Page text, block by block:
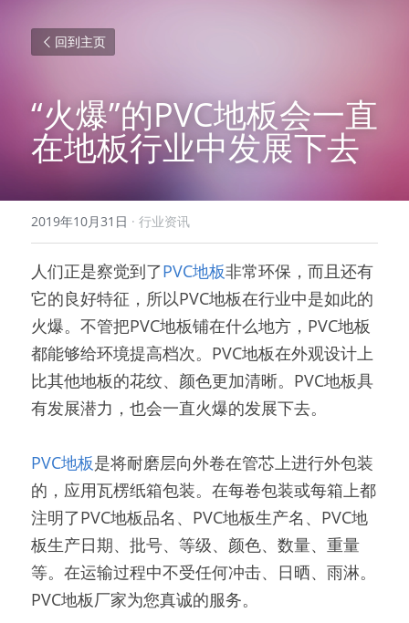
回到主页
“火爆”的PVC地板会一直
在地板行业中发展下去
2019年10月31日 · 行业资讯
人们正是察觉到了PVC地板非常环保，而且还有
它的良好特征，所以PVC地板在行业中是如此的
火爆。不管把PVC地板铺在什么地方，PVC地板
都能够给环境提高档次。PVC地板在外观设计上
比其他地板的花纹、颜色更加清晰。PVC地板具
有发展潜力，也会一直火爆的发展下去。
PVC地板是将耐磨层向外卷在管芯上进行外包装
的，应用瓦楞纸箱包装。在每卷包装或每箱上都
注明了PVC地板品名、PVC地板生产名、PVC地
板生产日期、批号、等级、颜色、数量、重量
等。在运输过程中不受任何冲击、日晒、雨淋。
PVC地板厂家为您真诚的服务。